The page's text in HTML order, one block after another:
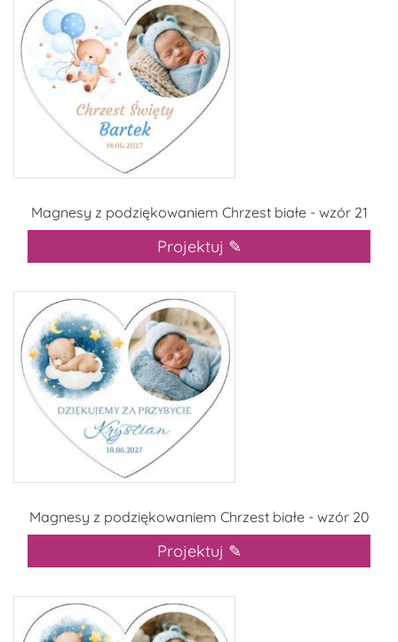
Magnesy z podziękowaniem Chrzest białe - wzór 21
Projektuj ✎
Magnesy z podziękowaniem Chrzest białe - wzór 20
Projektuj ✎